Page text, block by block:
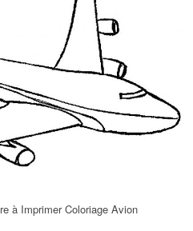
à Imprimer Coloriage Avion